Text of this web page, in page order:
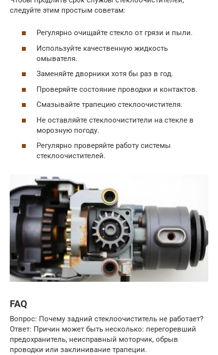
следуйте этим простым советам:
Регулярно очищайте стекло от грязи и пыли.
Используйте качественную жидкость
омывателя.
Заменяйте дворники хотя бы раз в год.
Проверяйте состояние проводки и контактов.
Смазывайте трапецию стеклоочистителя.
Не оставляйте стеклоочистители на стекле в
морозную погоду.
Регулярно проверяйте работу системы
стеклоочистителей.
FAQ
Вопрос: Почему задний стеклоочиститель не работает?
Ответ: Причин может быть несколько: перегоревший
предохранитель, неисправный моторчик, обрыв
проводки или заклинивание трапеции.